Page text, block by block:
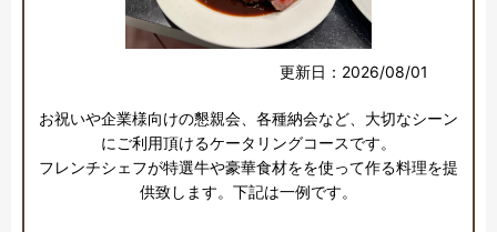
更新日：2026/08/01
お祝いや企業様向けの懇親会、各種納会など、大切なシーン
にご利用頂けるケータリングコースです。
フレンチシェフが特選牛や豪華食材をを使って作る料理を提
供致します。下記は一例です。